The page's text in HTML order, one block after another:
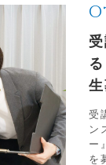
受
ン
ー
を